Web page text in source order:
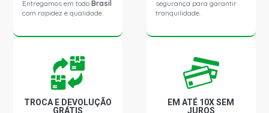
CLASSE SL 500 SL (129) SEDAN 5.0 32V M119.972 V8
GASOLINA (1986 - 1989)
1014 STD CAMINHAO 4.0 8V OM364LA DIESEL (1988 -
1989)
Entregamos em todoBrasil
com rapidez e qualidade.
segurança para garantir
tranquilidade.
TROCA E DEVOLUÇÃO
GRÁTIS
EM ATÉ 10X SEM
JUROS